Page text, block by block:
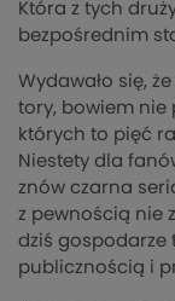
Która z tych
bezpośrednim
Wydawało się,
tory, bowiem nie
których to pięć
Niestety dla
znów czarna
z pewnością nie
dziś gospodarze
publicznością i